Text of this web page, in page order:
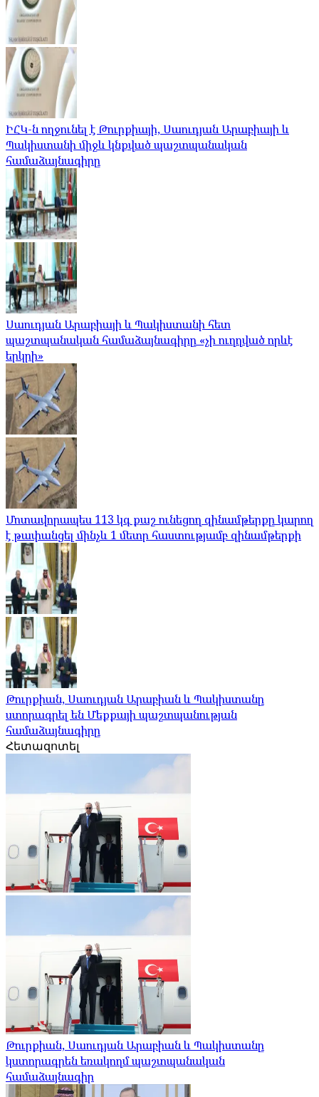
ԻՀԿ-ն ողջունել է Թուրքիայի, Սաուդյան Արաբիայի և
Պակիստանի միջև կնքված պաշտպանական
համաձայնագիրը
Սաուդյան Արաբիայի և Պակիստանի հետ
պաշտպանական համաձայնագիրը «չի ուղղված որևէ
երկրի»
Մոտավորապես 113 կգ քաշ ունեցող զինամթերքը կարող
է թափանցել մինչև 1 մետր հաստությամբ զինամթերքի
Թուրքիան, Սաուդյան Արաբիան և Պակիստանը
ստորագրել են Մեքքայի պաշտպանության
համաձայնագիրը
Հետազոտել
Թուրքիան, Սաուդյան Արաբիան և Պակիստանը
կստորագրեն եռակողմ պաշտպանական
համաձայնագիր